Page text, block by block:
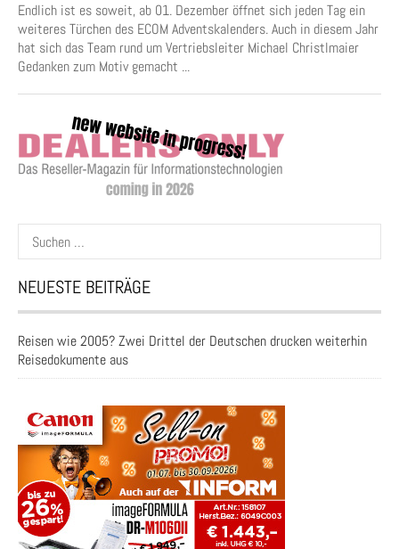
Endlich ist es soweit, ab 01. Dezember öffnet sich jeden Tag ein
weiteres Türchen des ECOM Adventskalenders. Auch in diesem Jahr
hat sich das Team rund um Vertriebsleiter Michael Christlmaier
Gedanken zum Motiv gemacht ...
Suchen
nach:
NEUESTE BEITRÄGE
Reisen wie 2005? Zwei Drittel der Deutschen drucken weiterhin
Reisedokumente aus